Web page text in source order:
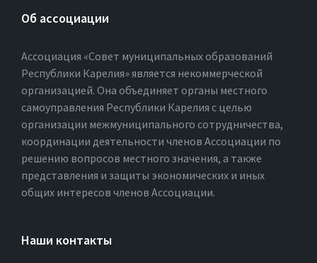
Об ассоциации
Ассоциация «Совет муниципальных образований
Республики Карелия» является некоммерческой
организацией. Она объединяет органы местного
самоуправления Республики Карелия с целью
организации межмуниципального сотрудничества,
координации деятельности членов Ассоциации по
решению вопросов местного значения, а также
представления и защиты экономических и иных
общих интересов членов Ассоциации.
Наши контакты